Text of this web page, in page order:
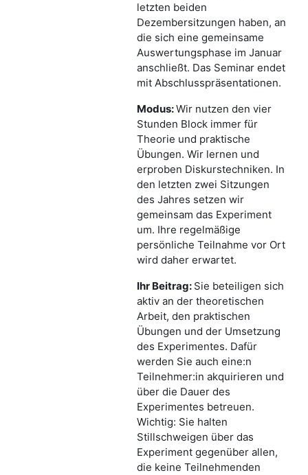
letzten beiden
Dezembersitzungen haben, an
die sich eine gemeinsame
Auswertungsphase im Januar
anschließt. Das Seminar endet
mit Abschlusspräsentationen.
Modus:Wir nutzen den vier
Stunden Block immer für
Theorie und praktische
Übungen. Wir lernen und
erproben Diskurstechniken. In
den letzten zwei Sitzungen
des Jahres setzen wir
gemeinsam das Experiment
um. Ihre regelmäßige
persönliche Teilnahme vor Ort
wird daher erwartet.
Ihr Beitrag: Sie beteiligen sich
aktiv an der theoretischen
Arbeit, den praktischen
Übungen und der Umsetzung
des Experimentes. Dafür
werden Sie auch eine:n
Teilnehmer:in akquirieren und
über die Dauer des
Experimentes betreuen.
Wichtig: Sie halten
Stillschweigen über das
Experiment gegenüber allen,
die keine Teilnehmenden